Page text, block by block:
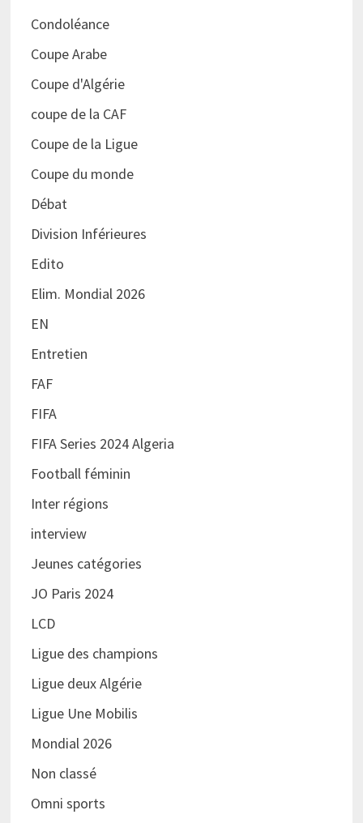
Condoléance
Coupe Arabe
Coupe d'Algérie
coupe de la CAF
Coupe de la Ligue
Coupe du monde
Débat
Division Inférieures
Edito
Elim. Mondial 2026
EN
Entretien
FAF
FIFA
FIFA Series 2024 Algeria
Football féminin
Inter régions
interview
Jeunes catégories
JO Paris 2024
LCD
Ligue des champions
Ligue deux Algérie
Ligue Une Mobilis
Mondial 2026
Non classé
Omni sports